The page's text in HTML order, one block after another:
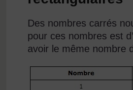
Des nombres carrés
pour ces nombres est
avoir le même nombre